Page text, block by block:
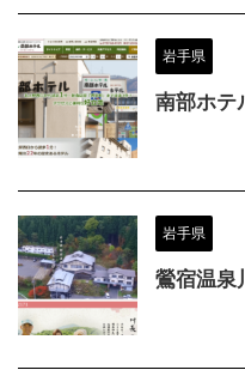
岩手県
南部ホテ
岩手県
鶯宿温泉